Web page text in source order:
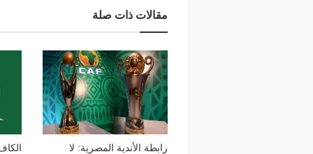
مقالات ذات صلة
رابطة الأندية المصرية: لا